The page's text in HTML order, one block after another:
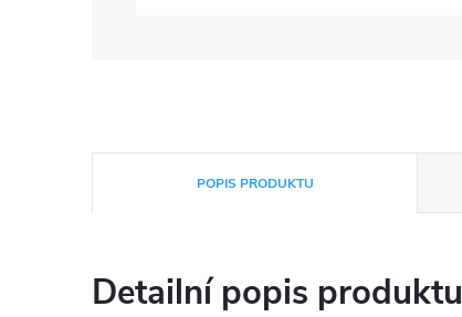
POPIS PRODUKTU
Detailní popis produktu